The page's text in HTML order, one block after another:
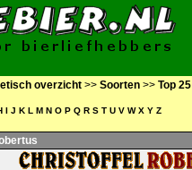
overzicht >> Soorten >> Top 25
I J K L M N O P Q R S T U V W X Y Z